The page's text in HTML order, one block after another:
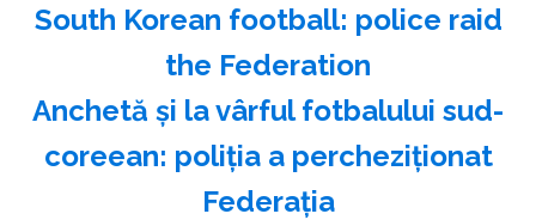
South Korean football: police raid
the Federation
Anchetă şi la vârful fotbalului sud-
coreean: poliţia a percheziţionat
Federaţia